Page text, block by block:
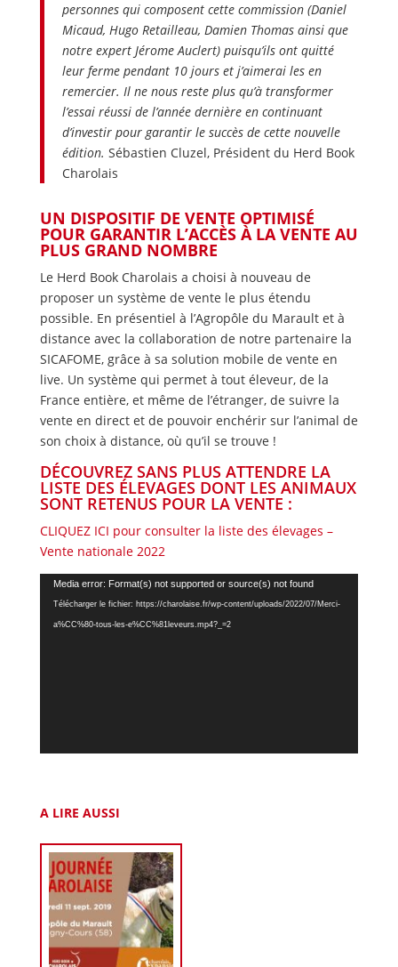
personnes qui composent cette commission (Daniel
Micaud, Hugo Retailleau, Damien Thomas ainsi que
notre expert Jérome Auclert) puisqu’ils ont quitté
leur ferme pendant 10 jours et j’aimerai les en
remercier. Il ne nous reste plus qu’à transformer
l’essai réussi de l’année dernière en continuant
d’investir pour garantir le succès de cette nouvelle
édition. Sébastien Cluzel, Président du Herd Book
Charolais
UN DISPOSITIF DE VENTE OPTIMISÉ
POUR GARANTIR L’ACCÈS À LA VENTE AU
PLUS GRAND NOMBRE
Le Herd Book Charolais a choisi à nouveau de
proposer un système de vente le plus étendu
possible. En présentiel à l’Agropôle du Marault et à
distance avec la collaboration de notre partenaire la
SICAFOME, grâce à sa solution mobile de vente en
live. Un système qui permet à tout éleveur, de la
France entière, et même de l’étranger, de suivre la
vente en direct et de pouvoir enchérir sur l’animal de
son choix à distance, où qu’il se trouve !
DÉCOUVREZ SANS PLUS ATTENDRE LA
LISTE DES ÉLEVAGES DONT LES ANIMAUX
SONT RETENUS POUR LA VENTE :
CLIQUEZ ICI pour consulter la liste des élevages –
Vente nationale 2022
Lecteur
vidéo
Media error: Format(s) not supported or source(s) not found
Télécharger le fichier: https://charolaise.fr/wp-content/uploads/2022/07/Merci-
a%CC%80-tous-les-e%CC%81leveurs.mp4?_=2
A LIRE AUSSI